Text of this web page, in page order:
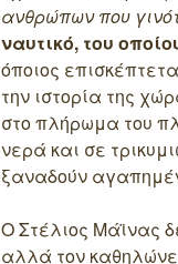
ανθρώπων που
ναυτικό, του
όποιος
την ιστορία της
στο πλήρωμα του
νερά και σε
ξαναδούν
Ο Στέλιος Μάϊνας
αλλά τον